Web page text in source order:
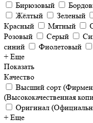
Бирюзовый
Жёлтый
Зеленый
Красный
Мятный
Розовый
Серый
синий
Фиолетовый
+ Еще
Показать
Качество
Высший сорт
(Высококачественная
Оригинал
+ Еще